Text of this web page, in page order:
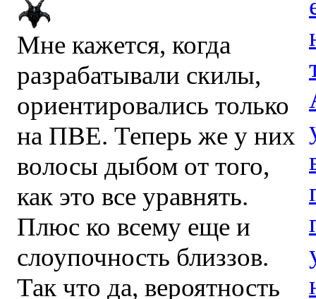
Мне кажется, когда
разрабатывали скилы,
ориентировались только
на ПВЕ. Теперь же у них
волосы дыбом от того,
как это все уравнять.
Плюс ко всему еще и
слоупочность близзов.
Так что да, вероятность